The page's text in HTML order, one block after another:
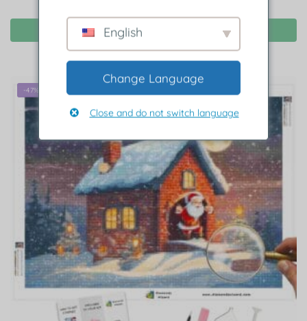
Opties
-47%
English
Change Language
Close and do not switch language